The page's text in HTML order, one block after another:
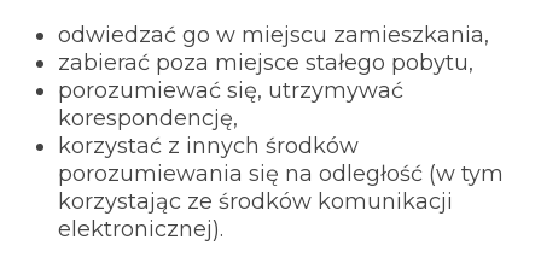
odwiedzać go w miejscu zamieszkania,
zabierać poza miejsce stałego pobytu,
porozumiewać się, utrzymywać
korespondencję,
korzystać z innych środków
porozumiewania się na odległość (w tym
korzystając ze środków komunikacji
elektronicznej).